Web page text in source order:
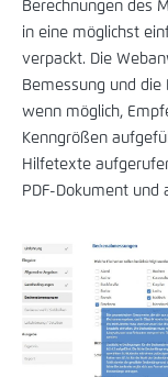
Berechnungen des
in eine möglichst
verpackt. Die
Bemessung und die
wenn möglich,
Kenngrößen
Hilfetexte
PDF-Dokument und